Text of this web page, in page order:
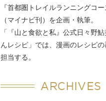
『首都圏トレイルランニングコー
（マイナビ刊）を企画・執筆。
「『山と食欲と私』公式日々野
んレシピ」では、漫画のレシピ
担当する。
ARCHIVES